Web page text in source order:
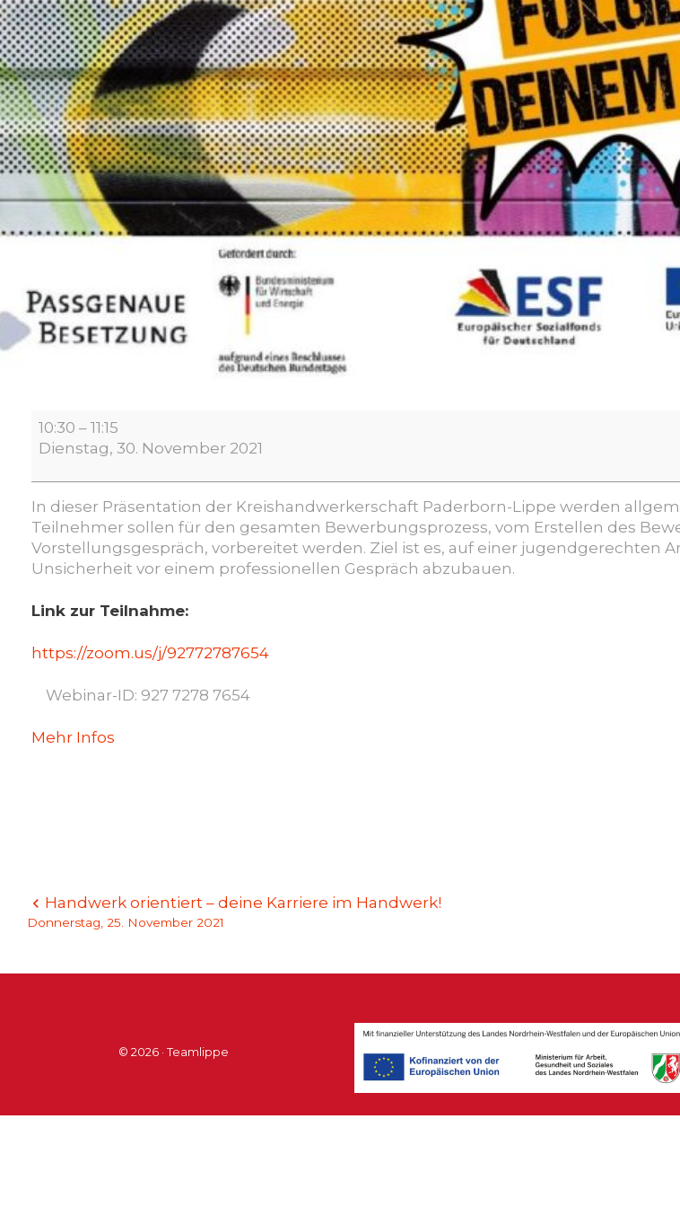
Bewerbungstraining
Online
10:30 – 11:15
Dienstag, 30. November 2021
In dieser Präsentation der Kreishandwerkerschaft Paderborn-Lippe werden
Teilnehmer sollen für den gesamten Bewerbungsprozess, vom Erstellen des
Vorstellungsgespräch, vorbereitet werden. Ziel ist es, auf einer jugendgerechten
Unsicherheit vor einem professionellen Gespräch abzubauen.
Link zur Teilnahme:
https://zoom.us/j/92772787654
Webinar-ID: 927 7278 7654
Mehr Infos
Beitragsnavigation
Handwerk orientiert – deine Karriere im Handwerk!
Donnerstag, 25. November 2021
© 2026 · Teamlippe